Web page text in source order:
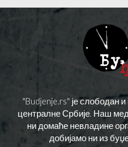
"Budjenje.rs" је слободан
централне Србије. Наш
ни домаће невладине
добијамо ни из